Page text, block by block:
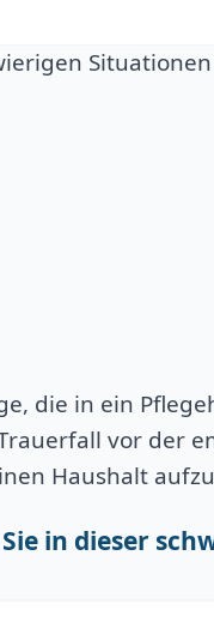
die in ein
vor der
Haushalt
in dieser